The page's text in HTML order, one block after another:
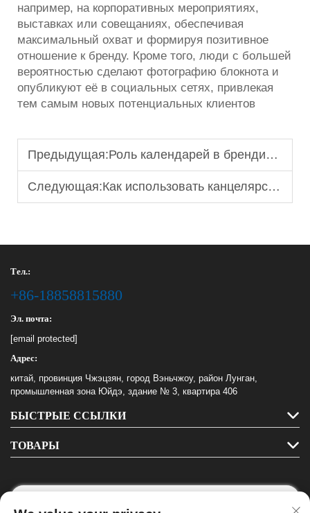
например, на корпоративных мероприятиях,
выставках или совещаниях, обеспечивая
максимальный охват и формируя позитивное
отношение к бренду. Кроме того, люди с большей
вероятностью сделают фотографию блокнота и
опубликуют её в социальных сетях, привлекая
тем самым новых потенциальных клиентов
Предыдущая:Роль календарей в брендинге и удержании клиентов
Следующая:Как использовать канцелярские наборы для увеличения B2B-продаж
Тел.:
+86-18858815880
Эл. почта:
[email protected]
Адрес:
китай, провинция Чжэцзян, город Вэньчжоу, район Лунган,
промышленная зона Юйдэ, здание № 3, квартира 406
БЫСТРЫЕ ССЫЛКИ
ТОВАРЫ